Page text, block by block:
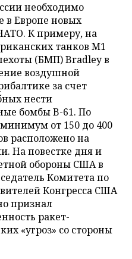
необходимо
в Европе новых
К примеру, на
танков М1
(БМП) Bradley в
воздушной
за счет
нести
бомбы B-61. По
от 150 до 400
расположено на
На повестке дня и
обороны США в
Комитета по
Конгресса США
признал
ракет-
«угроз» со стороны